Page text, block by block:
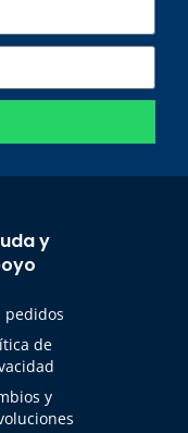
y
pedidos
de
y